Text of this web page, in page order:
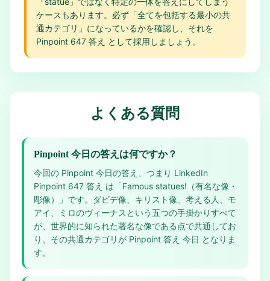
ケースもあります。必ず「全てを包括する最小の共
通カテゴリ」になっているかを確認し、それを
Pinpoint 647 答え として採用しましょう。
よくある質問
Pinpoint 今日の答えは何ですか？
今回の Pinpoint 今日の答え、つまり LinkedIn
Pinpoint 647 答え は「Famous statues!（有名な像・
彫像）」です。ダビデ像、キリスト像、考える人、モ
アイ、ミロのヴィーナスという五つの手掛かりすべて
が、世界的に知られた著名な像である点で共通してお
り、その共通カテゴリが Pinpoint 答え 今日 となりま
す。